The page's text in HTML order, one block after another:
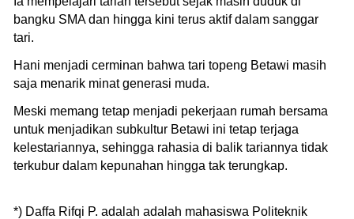
bangku SMA dan hingga kini terus aktif dalam sanggar
tari.
Hani menjadi cerminan bahwa tari topeng Betawi masih
saja menarik minat generasi muda.
Meski memang tetap menjadi pekerjaan rumah bersama
untuk menjadikan subkultur Betawi ini tetap terjaga
kelestariannya, sehingga rahasia di balik tariannya tidak
terkubur dalam kepunahan hingga tak terungkap.
*) Daffa Rifqi P. adalah adalah mahasiswa Politeknik